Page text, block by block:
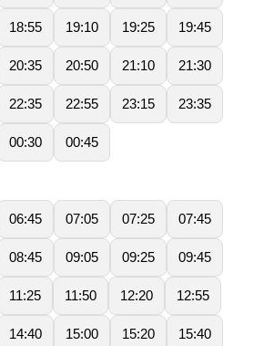
18:55 19:10 19:25 19:45
20:35 20:50 21:10 21:30
22:35 22:55 23:15 23:35
00:30 00:45
06:45 07:05 07:25 07:45
08:45 09:05 09:25 09:45
11:25 11:50 12:20 12:55
14:40 15:00 15:20 15:40